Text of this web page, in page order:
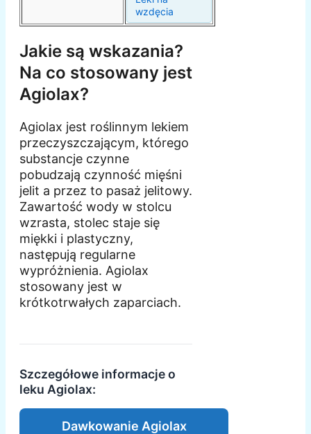
wzdęcia
Jakie są wskazania?
Na co stosowany jest
Agiolax?
Agiolax jest roślinnym lekiem
przeczyszczającym, którego
substancje czynne
pobudzają czynność mięśni
jelit a przez to pasaż jelitowy.
Zawartość wody w stolcu
wzrasta, stolec staje się
miękki i plastyczny,
następują regularne
wypróżnienia. Agiolax
stosowany jest w
krótkotrwałych zaparciach.
Szczegółowe informacje o
leku Agiolax:
Dawkowanie Agiolax